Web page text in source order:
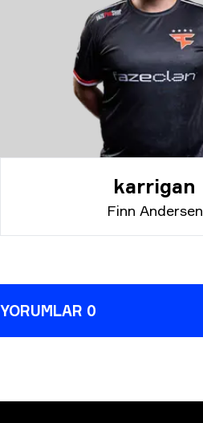
karrigan
Finn Andersen
YORUMLAR 0